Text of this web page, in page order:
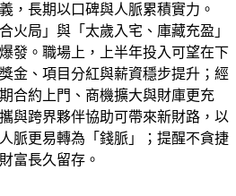
，長期以口碑與人脈累積實力。
火局」與「太歲入宅、庫藏充盈」
發。職場上，上半年投入可望在下
金、項目分紅與薪資穩步提升；經
合約上門、商機擴大與財庫更充
與跨界夥伴協助可帶來新財路，以
脈更易轉為「錢脈」；提醒不貪捷
富長久留存。